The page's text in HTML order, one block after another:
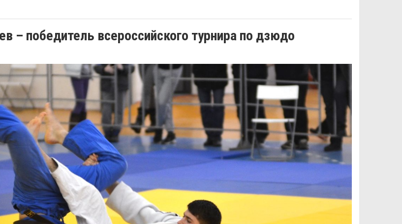
– победитель всероссийского турнира по дзюдо